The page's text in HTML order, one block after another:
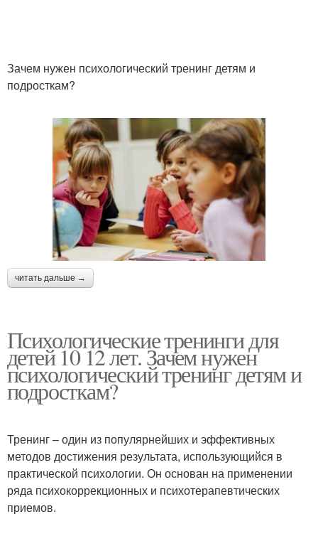
Зачем нужен психологический тренинг детям и
подросткам?
читать дальше →
Психологические тренинги для
детей 10 12 лет. Зачем нужен
психологический тренинг детям и
подросткам?
Тренинг – один из популярнейших и эффективных
методов достижения результата, использующийся в
практической психологии. Он основан на применении
ряда психокоррекционных и психотерапевтических
приемов.